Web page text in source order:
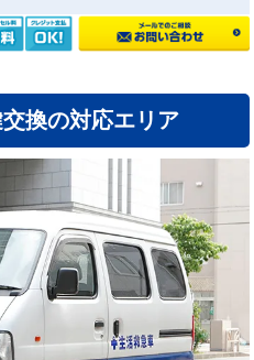
換の対応エリア